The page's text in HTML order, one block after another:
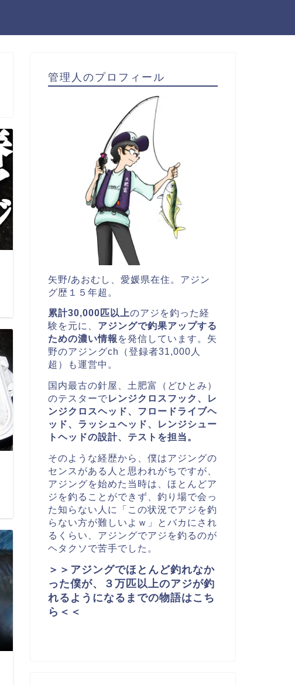
管理人のプロフィール
矢野/あおむし、愛媛県在住。 アジン
グ歴１５年超。
累計30,000匹以上のアジを釣った経
験を元に、 アジングで釣果アップする
ための濃い情報 を発信しています。矢
野のアジングch（登録者31,000人
超）も運営中。
国内最古の針屋、土肥富（どひとみ）
のテスターでレンジクロスフック、レ
ンジクロスヘッド、 フロードライブヘ
ッド、ラッシュヘッド、レンジシュー
トヘッドの設計、テストを担当。
そのような経歴から、僕はアジングの
センスがある人と思われがちですが、
アジングを始めた当時は、ほとんどア
ジを釣ることができず、釣り場で会っ
た知らない人に「この状況でアジを釣
らない方が難しいよｗ」とバカにされ
るくらい、アジングでアジを釣るのが
ヘタクソで苦手でした。
＞＞アジングでほとんど釣れなか
った僕が、３万匹以上のアジが釣
れるようになるまでの物語はこち
ら＜＜